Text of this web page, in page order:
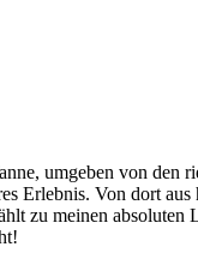
umgeben von
Erlebnis. Von dort
zu meinen